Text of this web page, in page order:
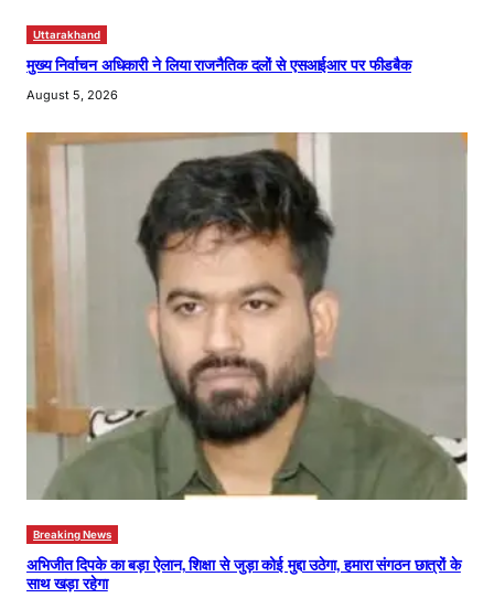
Uttarakhand
मुख्य निर्वाचन अधिकारी ने लिया राजनैतिक दलों से एसआईआर पर फीडबैक
August 5, 2026
Breaking News
अभिजीत दिपके का बड़ा ऐलान, शिक्षा से जुड़ा कोई मुद्दा उठेगा, हमारा संगठन छात्रों के
साथ खड़ा रहेगा